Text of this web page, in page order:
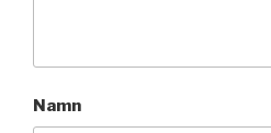
Namn